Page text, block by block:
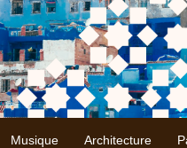
Musique Architecture